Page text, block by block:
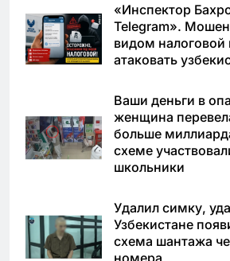
«Инспектор
Telegram».
видом налоговой
атаковать
Ваши деньги в
женщина
больше
схеме
школьники
Удалил симку,
Узбекистане
схема шантажа
номера